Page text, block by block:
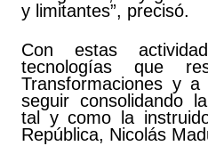
y limitantes”, precisó.
Con estas
tecnologías que
Transformaciones y
seguir consolidando
tal y como la
República, Nicolás